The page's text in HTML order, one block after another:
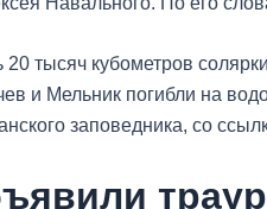
тысяч кубометров
и Мельник погибли на
заповедника, со
траур